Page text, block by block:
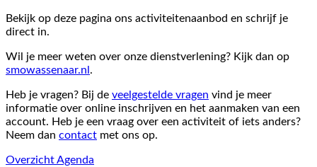
Bekijk op deze pagina ons activiteitenaanbod en schrijf je
direct in.
Wil je meer weten over onze dienstverlening? Kijk dan op
smowassenaar.nl .
Heb je vragen? Bij de veelgestelde vragen vind je meer
informatie over online inschrijven en het aanmaken van een
account. Heb je een vraag over een activiteit of iets anders?
Neem dan contact met ons op.
OverzichtAgenda